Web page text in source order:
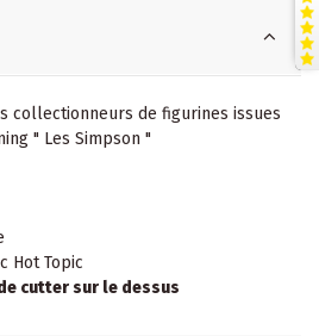
collectionneurs de figurines issues
" Les Simpson "
Hot Topic
cutter sur le dessus